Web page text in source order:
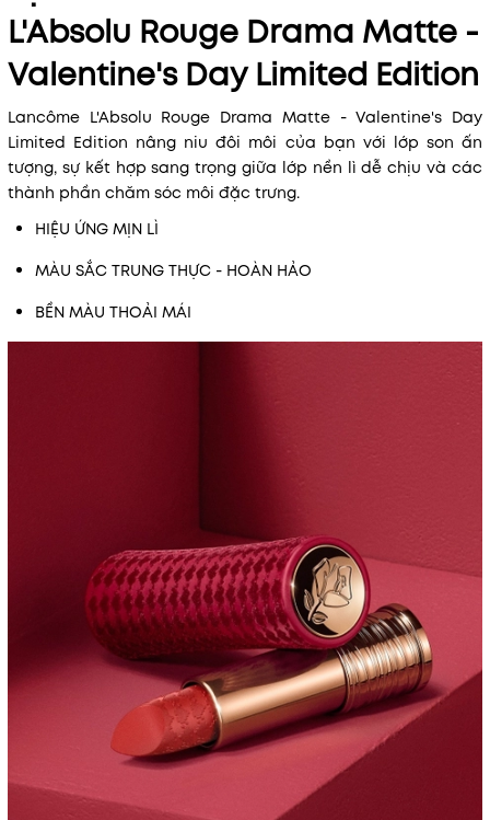
L'Absolu Rouge Drama Matte -
Valentine's Day Limited Edition
Lancôme L'Absolu Rouge Drama Matte - Valentine's Day
Limited Edition nâng niu đôi môi của bạn với lớp son ấn
tượng, sự kết hợp sang trọng giữa lớp nền lì dễ chịu và các
thành phần chăm sóc môi đặc trưng.
HIỆU ỨNG MỊN LÌ
MÀU SẮC TRUNG THỰC - HOÀN HẢO
BỀN MÀU THOẢI MÁI